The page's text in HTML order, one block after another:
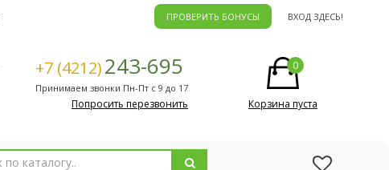
ПРОВЕРИТЬ БОНУСЫ ВХОД ЗДЕСЬ!
+7 (4212)243-695
Принимаем звонки Пн-Пт с 9 до 17
Попросить перезвонить
0
Корзина пуста